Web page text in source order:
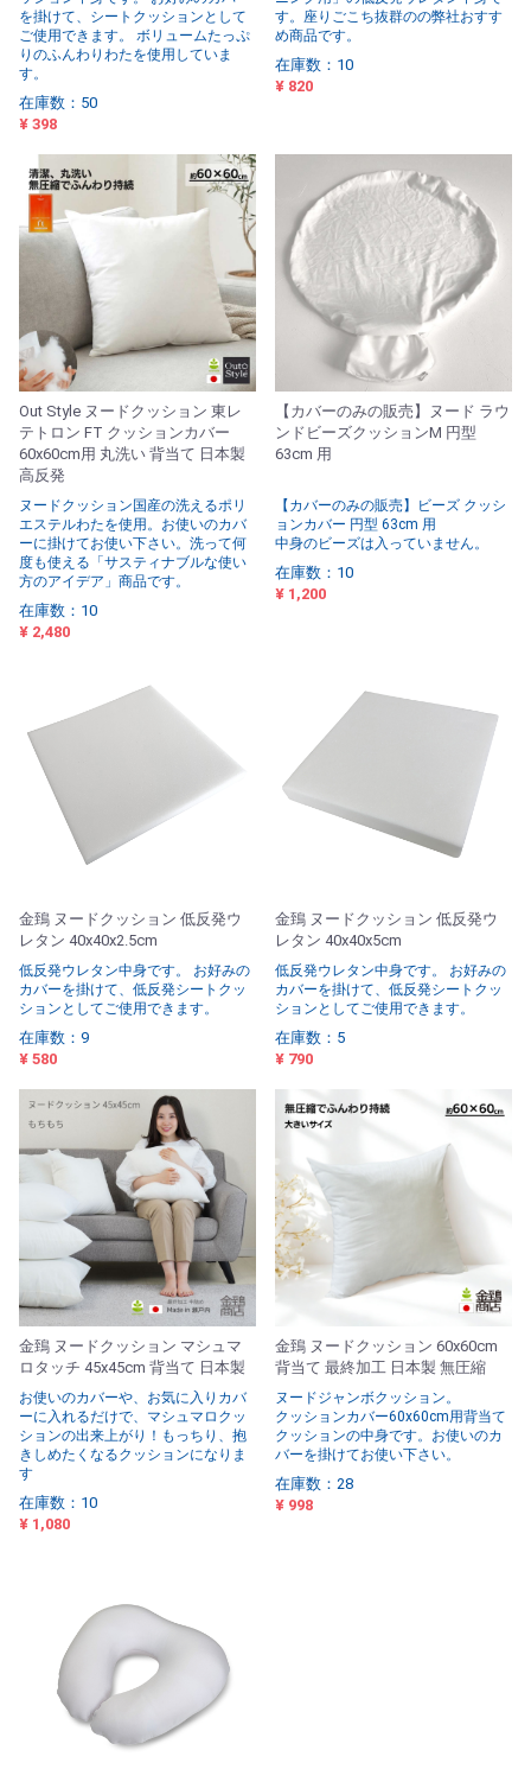
を掛けて、シートクッションとして
ご使用できます。 ボリュームたっぷ
りのふんわりわたを使用していま
す。
在庫数：50
¥ 398
す。座りごこち抜群のの弊社おすす
め商品です。
在庫数：10
¥ 820
Out Style ヌードクッション 東レ
テトロン FT クッションカバー
60x60cm用 丸洗い 背当て 日本製
高反発
ヌードクッション国産の洗えるポリ
エステルわたを使用。お使いのカバ
ーに掛けてお使い下さい。洗って何
度も使える「サスティナブルな使い
方のアイデア」商品です。
在庫数：10
¥ 2,480
【カバーのみの販売】ヌード ラウ
ンドビーズクッションM 円型
63cm 用
【カバーのみの販売】ビーズ クッシ
ョンカバー 円型 63cm 用
中身のビーズは入っていません。
在庫数：10
¥ 1,200
金鵄 ヌードクッション 低反発ウ
レタン 40x40x2.5cm
低反発ウレタン中身です。 お好みの
カバーを掛けて、低反発シートクッ
ションとしてご使用できます。
在庫数：9
¥ 580
金鵄 ヌードクッション 低反発ウ
レタン 40x40x5cm
低反発ウレタン中身です。 お好みの
カバーを掛けて、低反発シートクッ
ションとしてご使用できます。
在庫数：5
¥ 790
金鵄 ヌードクッション マシュマ
ロタッチ 45x45cm 背当て 日本製
お使いのカバーや、お気に入りカバ
ーに入れるだけで、マシュマロクッ
ションの出来上がり！もっちり、抱
きしめたくなるクッションになりま
す
在庫数：10
¥ 1,080
金鵄 ヌードクッション 60x60cm
背当て 最終加工 日本製 無圧縮
ヌードジャンボクッション。
クッションカバー60x60cm用背当て
クッションの中身です。お使いのカ
バーを掛けてお使い下さい。
在庫数：28
¥ 998